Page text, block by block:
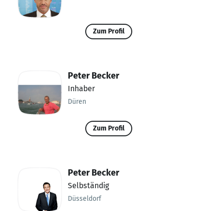
Zum Profil
Peter Becker
Inhaber
Düren
Zum Profil
Peter Becker
Selbständig
Düsseldorf